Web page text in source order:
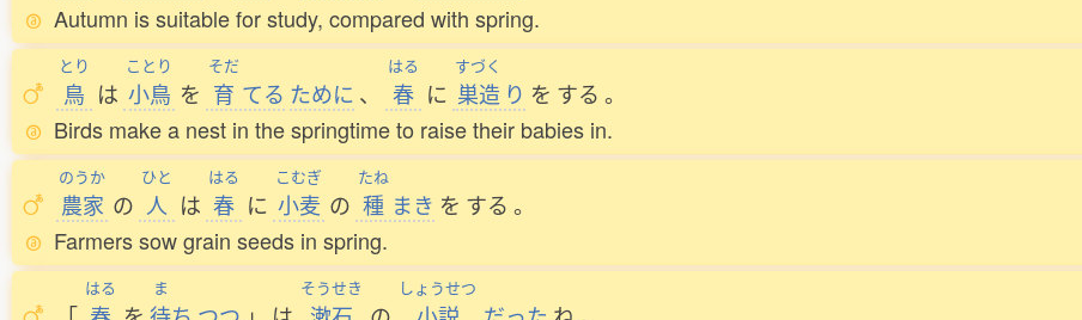
Autumn is suitable for study, compared with spring.
とり
鳥 は
ことり
小鳥 を
そだ
育 てる ために 、
はる
春 に
すづく
巣造 り を する 。
Birds make a nest in the springtime to raise their babies in.
のうか
農家 の
ひと
人 は
はる
春 に
こむぎ
小麦 の
たね
種 まき を する 。
Farmers sow grain seeds in spring.
はる ま そうせき しょうせつ